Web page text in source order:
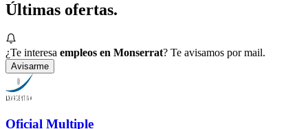
Últimas ofertas.
¿Te interesa empleos en Monserrat? Te avisamos por mail.
Avisarme
Oficial Multiple